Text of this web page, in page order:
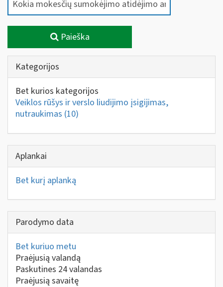
Paieška
Kategorijos
Bet kurios kategorijos
Veiklos rūšys ir verslo liudijimo įsigijimas,
nutraukimas (10)
Aplankai
Bet kurį aplanką
Parodymo data
Bet kuriuo metu
Praėjusią valandą
Paskutines 24 valandas
Praėjusią savaitę